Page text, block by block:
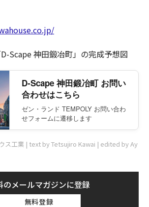
Scape 神田鍛冶町」の完成予想図
D-Scape 神田鍛冶町 お問い
合わせはこちら
ゼン・ランド TEMPOLY お問い合わ
せフォームに遷移します
ス工業 | text by Tetsujiro Kawai | edited by Ay
のメールマガジンに登録
無料登録